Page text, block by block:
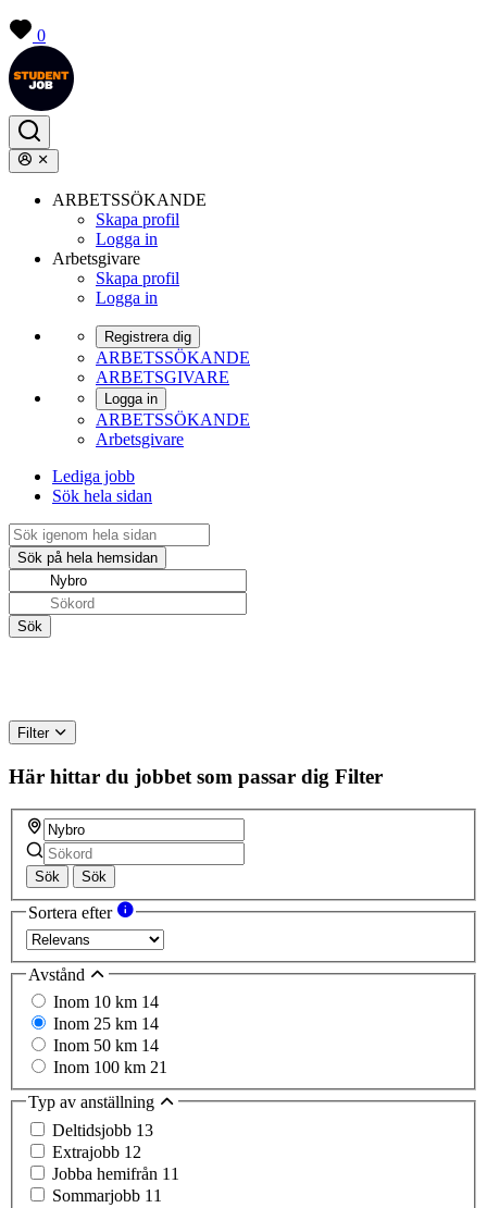
0
ARBETSSÖKANDE
Skapa profil
Logga in
Arbetsgivare
Skapa profil
Logga in
Registrera dig
ARBETSSÖKANDE
ARBETSGIVARE
Logga in
ARBETSSÖKANDE
Arbetsgivare
Lediga jobb
Sök hela sidan
Filter
Här hittar du jobbet som passar dig Filter
Sök Sök
Sortera efter
Avstånd
Inom 10 km 14
Inom 25 km 14
Inom 50 km 14
Inom 100 km 21
Typ av anställning
Deltidsjobb 13
Extrajobb 12
Jobba hemifrån 11
Sommarjobb 11